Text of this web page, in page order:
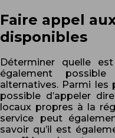
Faire appel
disponibles
Déterminer quelle
également
alternatives. Parmi les
possible d’appeler
locaux propres à la
service peut
savoir qu’il est